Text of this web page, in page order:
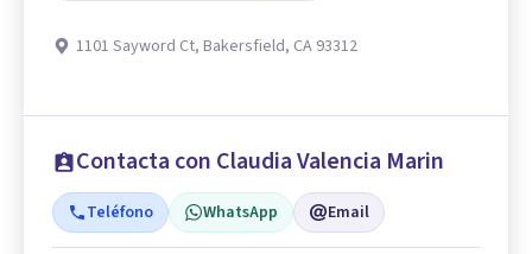
1101 Sayword Ct, Bakersfield, CA 93312
Contacta con Claudia Valencia Marin
Teléfono WhatsApp Email